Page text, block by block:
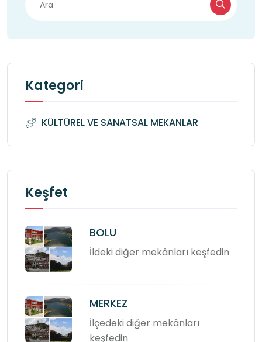
göstermiş olursunuz.
İyi gezmeler ve bol keşifler!
Kategori
KÜLTÜREL VE SANATSAL MEKANLAR
Keşfet
BOLU
İldeki diğer mekânları keşfedin
MERKEZ
İlçedeki diğer mekânları
keşfedin